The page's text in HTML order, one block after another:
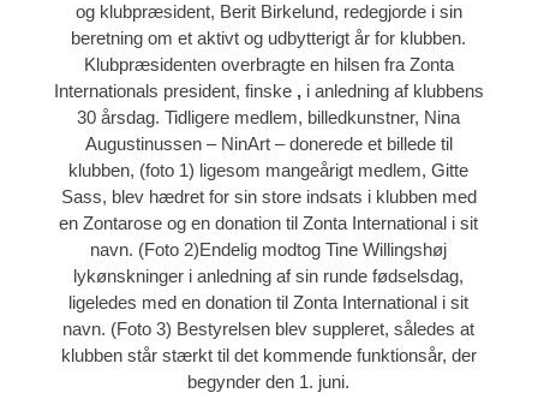
og klubpræsident, Berit Birkelund, redegjorde i sin
beretning om et aktivt og udbytterigt år for klubben.
Klubpræsidenten overbragte en hilsen fra Zonta
Internationals president, finske ,i anledning af klubbens
30 årsdag. Tidligere medlem, billedkunstner, Nina
Augustinussen – NinArt – donerede et billede til
klubben, (foto 1) ligesom mangeårigt medlem, Gitte
Sass, blev hædret for sin store indsats i klubben med
en Zontarose og en donation til Zonta International i sit
navn. (Foto 2)Endelig modtog Tine Willingshøj
lykønskninger i anledning af sin runde fødselsdag,
ligeledes med en donation til Zonta International i sit
navn. (Foto 3) Bestyrelsen blev suppleret, således at
klubben står stærkt til det kommende funktionsår, der
begynder den 1. juni.